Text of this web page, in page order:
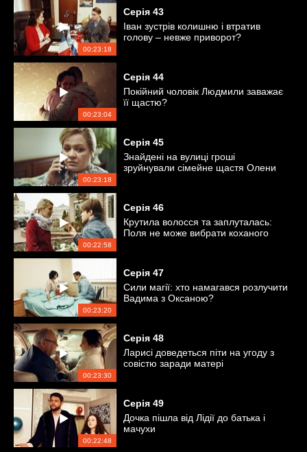
00:23:18
Серія 43
Іван зустрів колишню і втратив
голову – невже приворот?
00:23:04
Серія 44
Покійний чоловік Людмили заважає
її щастю?
00:23:18
Серія 45
Знайдені на вулиці гроші
зруйнували сімейне щастя Олени
00:22:58
Серія 46
Крутила волосся та заплуталась:
Поля не може вибрати коханого
00:23:20
Серія 47
Сили магії: хто намагався розлучити
Вадима з Оксаною?
00:23:30
Серія 48
Ларисі доведеться піти на угоду з
совістю заради матері
00:22:48
Серія 49
Дочка пішла від Лідії до батька і
мачухи